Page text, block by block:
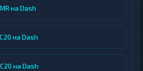
на Dash
на Dash
на Dash